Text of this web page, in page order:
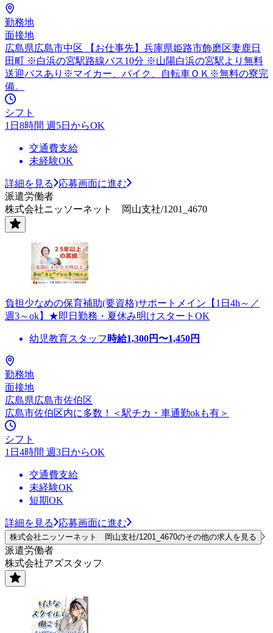
勤務地
面接地
広島県広島市中区 【お仕事先】兵庫県姫路市飾磨区妻鹿日
田町 ※白浜の宮駅路線バス10分 ※山陽白浜の宮駅より無料
送迎バスあり※マイカー、バイク、自転車ＯＫ※無料の寮完
備。
シフト
1日8時間 週5日からOK
交通費支給
未経験OK
詳細を見る
応募画面に進む
派遣労働者
株式会社ニッソーネット 岡山支社/1201_4670
負担少なめの保育補助(要資格)サポートメイン【1日4h～／
週3～ok】★即日勤務・夏休み明けスタートOK
幼児教育スタッフ 時給1,300円〜1,450円
勤務地
面接地
広島県広島市佐伯区
広島市佐伯区内に多数！＜駅チカ・車通勤okも有＞
シフト
1日4時間 週3日からOK
交通費支給
未経験OK
短期OK
詳細を見る 応募画面に進む
株式会社ニッソーネット 岡山支社/1201_4670のその他の求人を見る
派遣労働者
株式会社アズスタッフ